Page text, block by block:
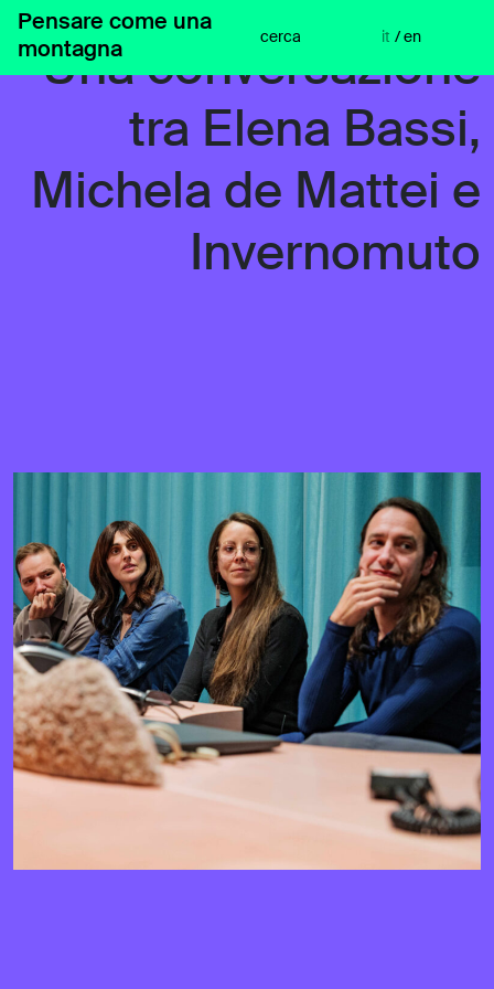
VaiPensare come una
montagna
cerca / en
it
Una conversazione
tra Elena Bassi,
Michela de Mattei e
Invernomuto